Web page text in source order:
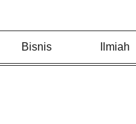
Bisnis Ilmiah